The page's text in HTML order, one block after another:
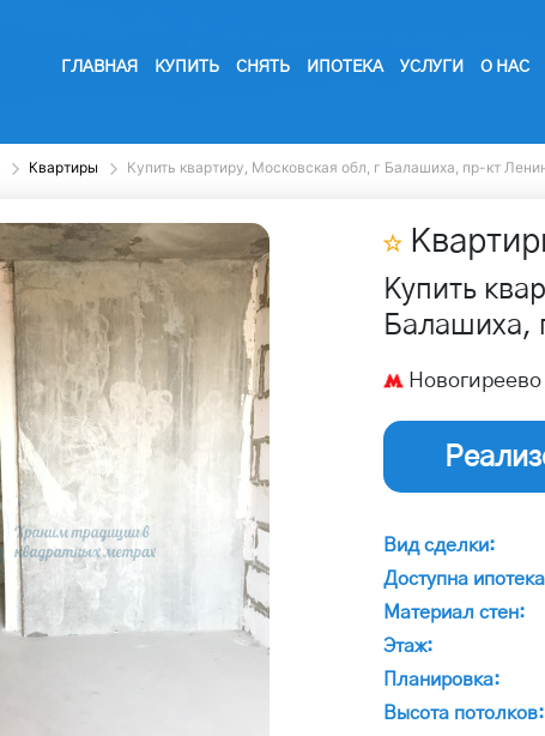
ГЛАВНАЯ КУПИТЬ СНЯТЬ ИПОТЕКА УСЛУГИ О НАС
Квартиры Купить квартиру, Московская обл, г Балашиха, пр-кт
Купить
Балашиха,
Вид сделки:
Доступна
Материал стен:
Этаж:
Планировка:
Высота потолков: